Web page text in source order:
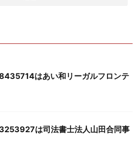
はあい和リーガルフロンテ
は司法書士法人山田合同事